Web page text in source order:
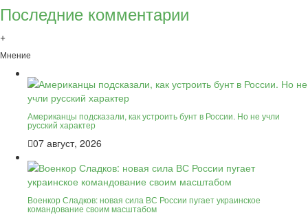
Последние комментарии
+
Мнение
Американцы подсказали, как устроить бунт в России. Но не учли
русский характер
07 август, 2026
Военкор Сладков: новая сила ВС России пугает украинское
командование своим масштабом